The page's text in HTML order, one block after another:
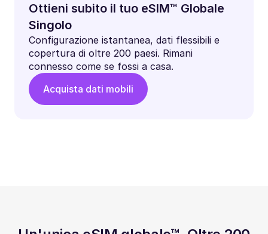
Ottieni subito il tuo eSIM™ Globale
Singolo
Configurazione istantanea, dati flessibili e
copertura di oltre 200 paesi. Rimani
connesso come se fossi a casa.
Acquista dati mobili